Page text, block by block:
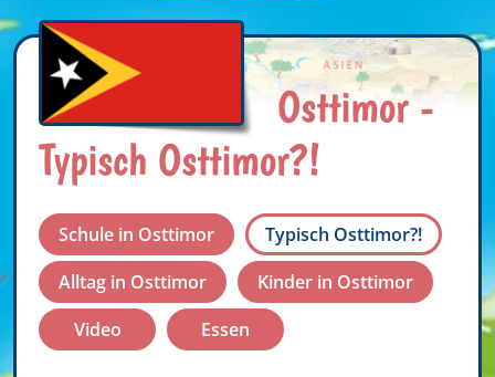
Osttimor -
Typisch Osttimor?!
Schule in Osttimor
Typisch Osttimor?!
Alltag in Osttimor
Kinder in Osttimor
Video
Essen